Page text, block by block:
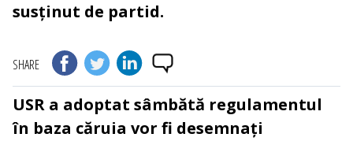
susținut de partid.
SHARE
USR a adoptat sâmbătă regulamentul
în baza căruia vor fi desemnați